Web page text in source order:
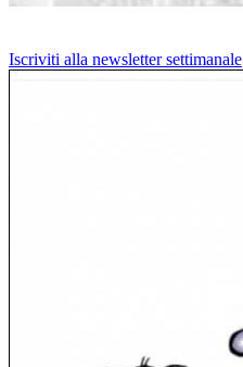
Iscriviti alla newsletter settimanale